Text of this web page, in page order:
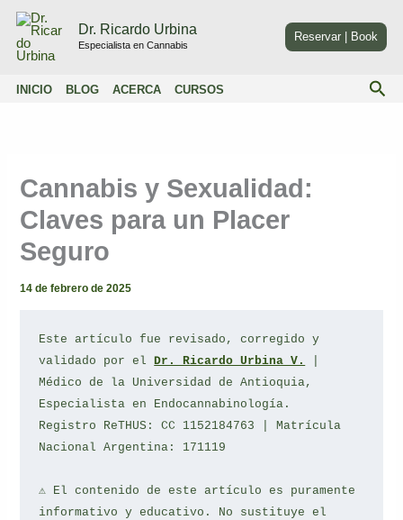
contenido
Dr. Ricardo Urbina
Especialista en Cannabis
Reservar | Book
INICIO BLOG ACERCA CURSOS
Cannabis y Sexualidad:
Claves para un Placer
Seguro
14 de febrero de 2025
Este artículo fue revisado, corregido y
validado por el Dr. Ricardo Urbina V.
Médico de la Universidad de Antioquia,
Especialista en Endocannabinología.
Registro ReTHUS: CC 1152184763 | Matrícula
Nacional Argentina: 171119
⚠️ El contenido de este artículo es puramente
informativo y educativo. No sustituye el